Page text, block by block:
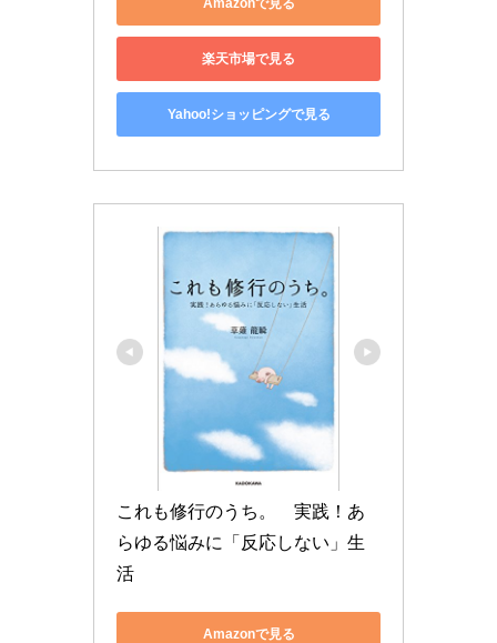
Amazonで見る
楽天市場で見る
Yahoo!ショッピングで見る
これも修行のうち。　実践！あ
らゆる悩みに「反応しない」生
活
Amazonで見る